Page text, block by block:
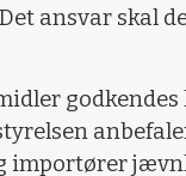
ansvar skal
importører